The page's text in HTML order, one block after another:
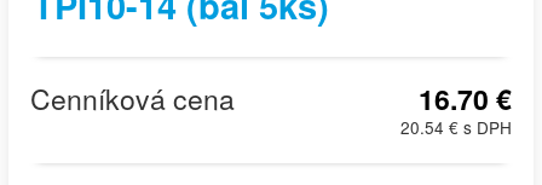
Cenníková cena 16.70 €
20.54 € s DPH